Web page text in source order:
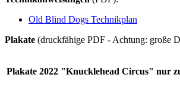
Old Blind Dogs Technikplan
Plakate (druckfähige PDF - Achtung: große
Plakate 2022 "Knucklehead Circus" nur